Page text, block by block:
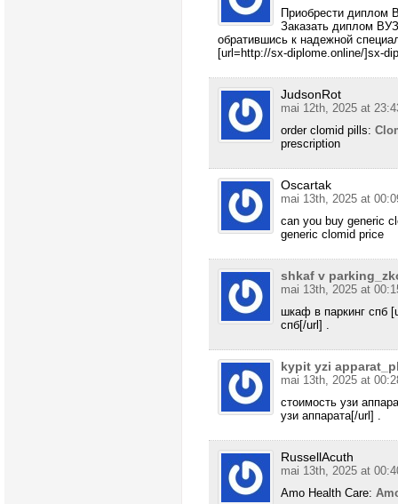
Приобрести диплом
Заказать диплом
обратившись к надежной
[url=http://sx-diplome.online/]sx-
JudsonRot
mai 12th, 2025 at
order clomid pills:
prescription
Oscartak
mai 13th, 2025 at
can you buy generic
generic clomid price
shkaf v
mai 13th, 2025 at
шкаф в паркинг спб
спб[/url] .
kypit yzi
mai 13th, 2025 at
стоимость узи
узи аппарата[/url] .
RussellAcuth
mai 13th, 2025 at
Amo Health Care: